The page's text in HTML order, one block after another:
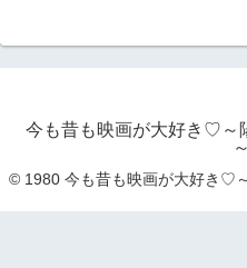
今も昔も映画が大好き♡～
～
© 1980 今も昔も映画が大好き♡